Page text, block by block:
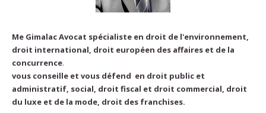
Me Gimalac Avocat spécialiste en droit de l'environnement,
droit international, droit européen des affaires et de la
concurrence.
vous conseille et vous défend en droit public et
administratif, social, droit fiscal et droit commercial, droit
du luxe et de la mode, droit des franchises.